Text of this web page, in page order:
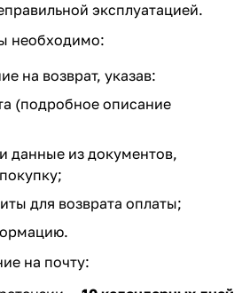
эксплуатацией.
необходимо:
на возврат, указав:
(подробное описание
данные из документов,
для возврата оплаты;
на почту: